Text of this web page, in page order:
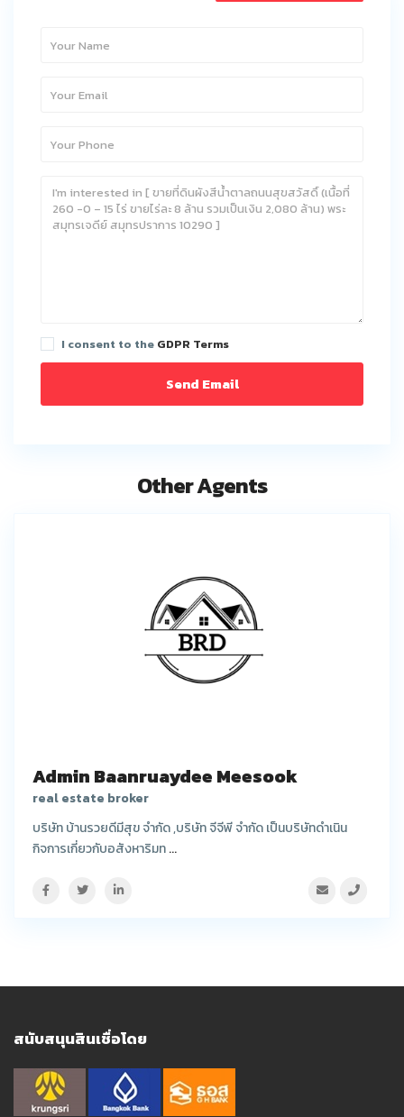
I consent to the GDPR Terms
Other Agents
Admin Baanruaydee Meesook
real estate broker
บริษัท บ้านรวยดีมีสุข จำกัด ,บริษัท จีจีพี จำกัด เป็นบริษัทดำเนิน
กิจการเกี่ยวกับอสังหาริมท...
สนับสนุนสินเชื่อโดย